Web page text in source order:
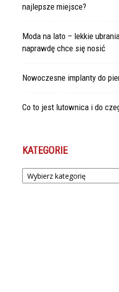
najlepsze miejsce?
Moda na lato – lekkie
naprawdę chce się nosić
Nowoczesne implanty do
Co to jest lutownica i do
KATEGORIE
Kategorie